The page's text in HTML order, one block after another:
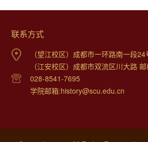
联系方式
（望江校区）成都市一环路南一段
（江安校区）成都市双流区川大路
028-8541-7695
学院邮箱:history@scu.edu.cn